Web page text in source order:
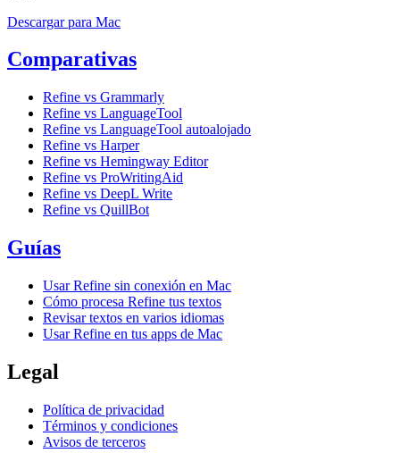
Descargar para Mac
Comparativas
Refine vs Grammarly
Refine vs LanguageTool
Refine vs LanguageTool autoalojado
Refine vs Harper
Refine vs Hemingway Editor
Refine vs ProWritingAid
Refine vs DeepL Write
Refine vs QuillBot
Guías
Usar Refine sin conexión en Mac
Cómo procesa Refine tus textos
Revisar textos en varios idiomas
Usar Refine en tus apps de Mac
Legal
Política de privacidad
Términos y condiciones
Avisos de terceros